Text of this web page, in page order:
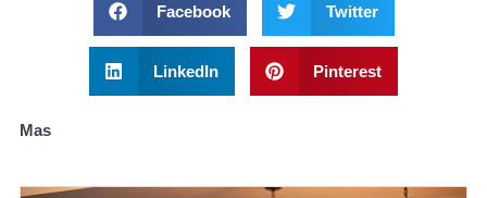
Facebook Twitter
LinkedIn Pinterest
Mas